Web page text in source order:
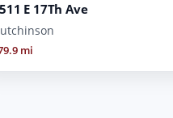
E 17Th Ave
mi